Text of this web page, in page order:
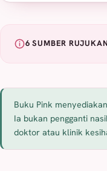
6 SUMBER
Buku Pink
Ia bukan pengganti
doktor atau klinik